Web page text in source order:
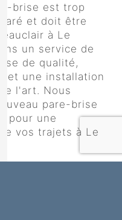
brise est trop
et doit être
à Le
un service de
de qualité,
et une installation
l'art. Nous
pare-brise
pour une
vos trajets à Le